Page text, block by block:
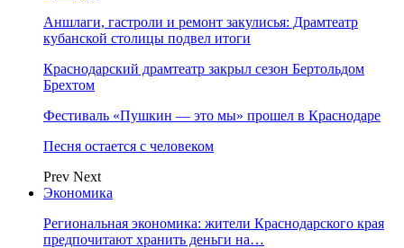
Аншлаги, гастроли и ремонт закулисья: Драмтеатр
кубанской столицы подвел итоги
Краснодарский драмтеатр закрыл сезон Бертольдом
Брехтом
Фестиваль «Пушкин — это мы» прошел в Краснодаре
Песня остается с человеком
Prev Next
Экономика
Региональная экономика: жители Краснодарского края
предпочитают хранить деньги на…